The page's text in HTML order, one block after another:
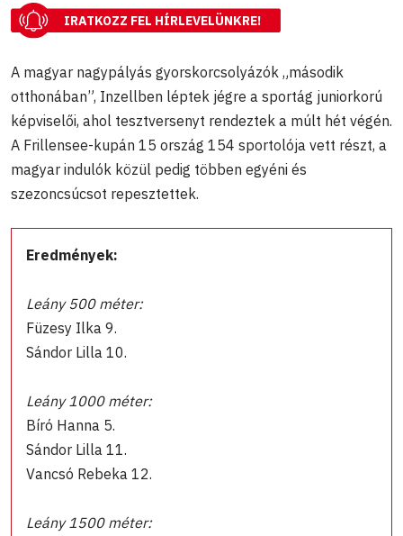
IRATKOZZ FEL HÍRLEVELÜNKRE!
A magyar nagypályás gyorskorcsolyázók „második
otthonában”, Inzellben léptek jégre a sportág juniorkorú
képviselői, ahol tesztversenyt rendeztek a múlt hét végén.
A Frillensee-kupán 15 ország 154 sportolója vett részt, a
magyar indulók közül pedig többen egyéni és
szezoncsúcsot repesztettek.
Eredmények:
Leány 500 méter:
Füzesy Ilka 9.
Sándor Lilla 10.
Leány 1000 méter:
Bíró Hanna 5.
Sándor Lilla 11.
Vancsó Rebeka 12.
Leány 1500 méter: